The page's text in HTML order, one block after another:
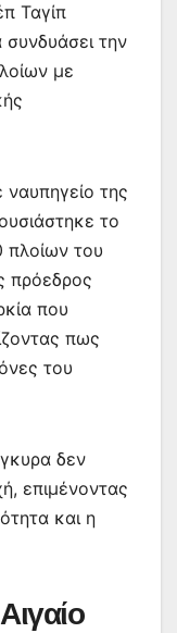
Ταγίπ
την
με
της
το
του
πρόεδρος
που
πως
του
δεν
επιμένοντας
και η